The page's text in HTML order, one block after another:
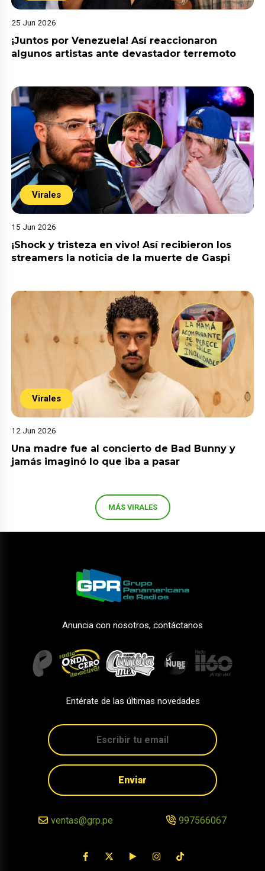
25 Jun 2026
¡Juntos por Venezuela! Así reaccionaron
algunos artistas ante devastador terremoto
Virales
15 Jun 2026
¡Shock y tristeza en vivo! Así recibieron los
streamers la noticia de la muerte de Gaspi
Virales
12 Jun 2026
Una madre fue al concierto de Bad Bunny y
jamás imaginó lo que iba a pasar
MÁS VIRALES
Anuncia con nosotros, contáctanos
Entérate de las últimas novedades
Enviar
ventas@grp.pe 997566067